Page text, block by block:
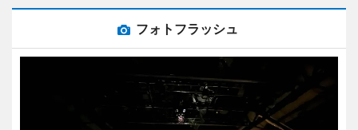
フォトフラッシュ